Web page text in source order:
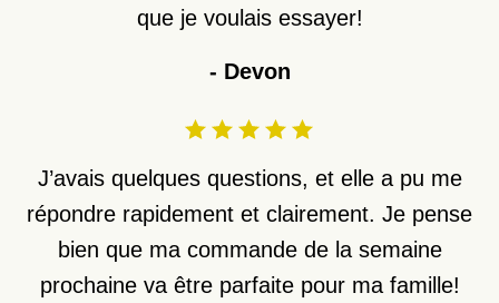
que je voulais essayer!
- Devon
J’avais quelques questions, et elle a pu me
répondre rapidement et clairement. Je pense
bien que ma commande de la semaine
prochaine va être parfaite pour ma famille!